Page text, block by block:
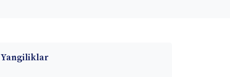
Yangiliklar